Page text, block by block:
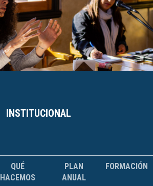
INSTITUCIONAL
QUÉ
HACEMOS
PLAN
ANUAL
FORMACIÓN